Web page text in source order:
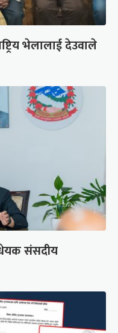
भेलालाई देउवाले
संसदीय